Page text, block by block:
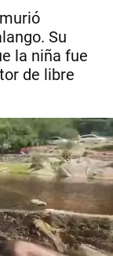
Su
la niña fue
de libre